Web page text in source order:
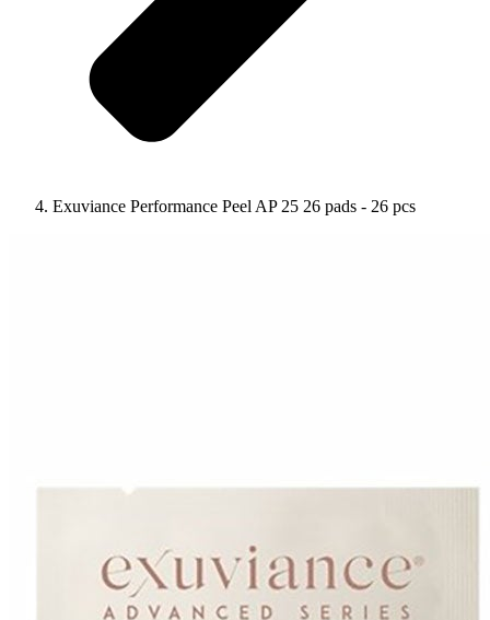
Exuviance Performance Peel AP 25 26 pads - 26 pcs